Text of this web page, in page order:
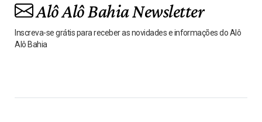
Alô Alô Bahia Newsletter
Inscreva-se grátis para receber as novidades e informações do Alô
Alô Bahia